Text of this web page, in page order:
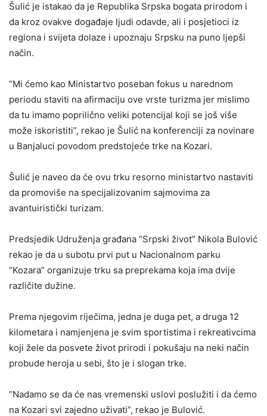
Šulić je istakao da je Republika Srpska bogata prirodom i
da kroz ovakve događaje ljudi odavde, ali i posjetioci iz
regiona i svijeta dolaze i upoznaju Srpsku na puno ljepši
način.
“Mi ćemo kao Ministartvo poseban fokus u narednom
periodu staviti na afirmaciju ove vrste turizma jer mislimo
da tu imamo poprilično veliki potencijal koji se još više
može iskoristiti”, rekao je Šulić na konferenciji za novinare
u Banjaluci povodom predstojeće trke na Kozari.
Šulić je naveo da će ovu trku resorno ministartvo nastaviti
da promoviše na specijalizovanim sajmovima za
avantuiristički turizam.
Predsjedik Udruženja građana “Srpski život” Nikola Bulović
rekao je da u subotu prvi put u Nacionalnom parku
“Kozara” organizuje trku sa preprekama koja ima dvije
različite dužine.
Prema njegovim riječima, jedna je duga pet, a druga 12
kilometara i namjenjena je svim sportistima i rekreativcima
koji žele da posvete život prirodi i pokušaju na neki način
probude heroja u sebi, što je i slogan trke.
“Nadamo se da će nas vremenski uslovi poslužiti i da ćemo
na Kozari svi zajedno uživati”, rekao je Bulović.